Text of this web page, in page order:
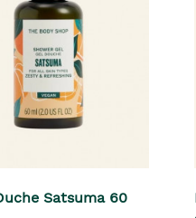
Satsuma 60